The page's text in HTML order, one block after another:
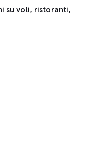
su voli, ristoranti,